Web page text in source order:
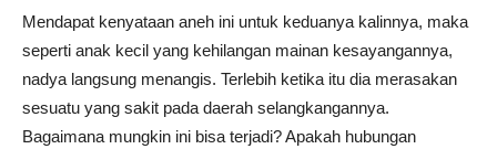
Mendapat kenyataan aneh ini untuk keduanya kalinnya, maka
seperti anak kecil yang kehilangan mainan kesayangannya,
nadya langsung menangis. Terlebih ketika itu dia merasakan
sesuatu yang sakit pada daerah selangkangannya.
Bagaimana mungkin ini bisa terjadi? Apakah hubungan